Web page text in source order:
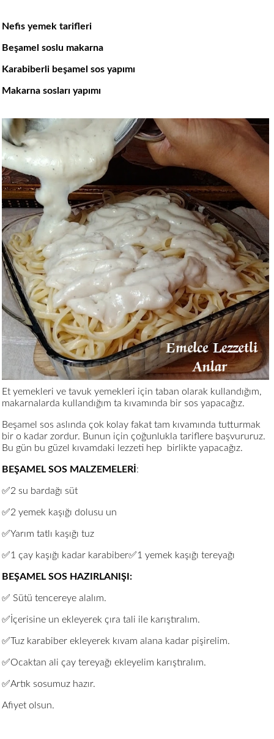
Nefis yemek tarifleri
Beşamel soslu makarna
Karabiberli beşamel sos yapımı
Makarna sosları yapımı
Et yemekleri ve tavuk yemekleri için taban olarak kullandığım,
makarnalarda kullandığım ta kıvamında bir sos yapacağız.
Beşamel sos aslında çok kolay fakat tam kıvamında tutturmak
bir o kadar zordur. Bunun için çoğunlukla tariflere başvururuz.
Bu gün bu güzel kıvamdaki lezzeti hep birlikte yapacağız.
BEŞAMEL SOS MALZEMELERİ :
✅2 su bardağı süt
✅2 yemek kaşığı dolusu un
✅Yarım tatlı kaşığı tuz
✅1 çay kaşığı kadar karabiber✅1 yemek kaşığı tereyağı
BEŞAMEL SOS HAZIRLANIŞI:
✅ Sütü tencereye alalım.
✅İçerisine un ekleyerek çıra tali ile karıştıralım.
✅Tuz karabiber ekleyerek kıvam alana kadar pişirelim.
✅Ocaktan ali çay tereyağı ekleyelim karıştıralım.
✅Artık sosumuz hazır.
Afiyet olsun.